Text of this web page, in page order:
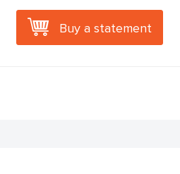
Buy a statement